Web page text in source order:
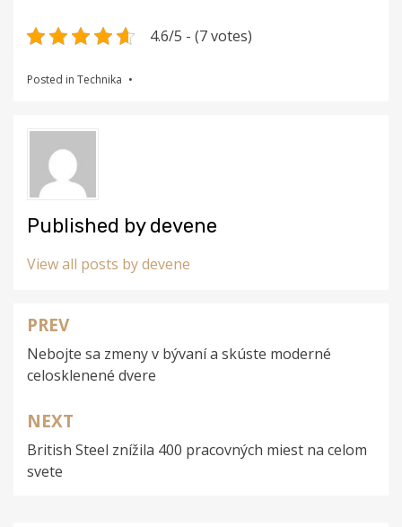
4.6/5 - (7 votes)
Posted in Technika
Published bydevene
View all posts by devene
Navigace
pro
příspěvek
PREV
Nebojte sa zmeny v bývaní a skúste moderné
celosklenené dvere
NEXT
British Steel znížila 400 pracovných miest na celom
svete